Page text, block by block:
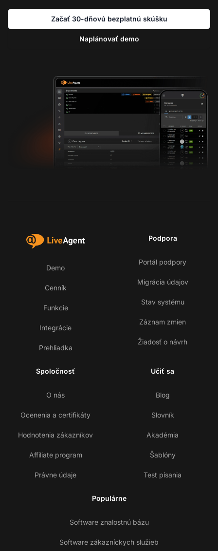
Začať 30-dňovú bezplatnú skúšku
Naplánovať demo
Demo
Cenník
Funkcie
Integrácie
Prehliadka
Podpora
Portál podpory
Migrácia údajov
Stav systému
Záznam zmien
Žiadosť o návrh
Spoločnosť
O nás
Ocenenia a certifikáty
Hodnotenia zákazníkov
Affiliate program
Právne údaje
Učiť sa
Blog
Slovník
Akadémia
Šablóny
Test písania
Populárne
Software znalostnú bázu
Software zákazníckych služieb